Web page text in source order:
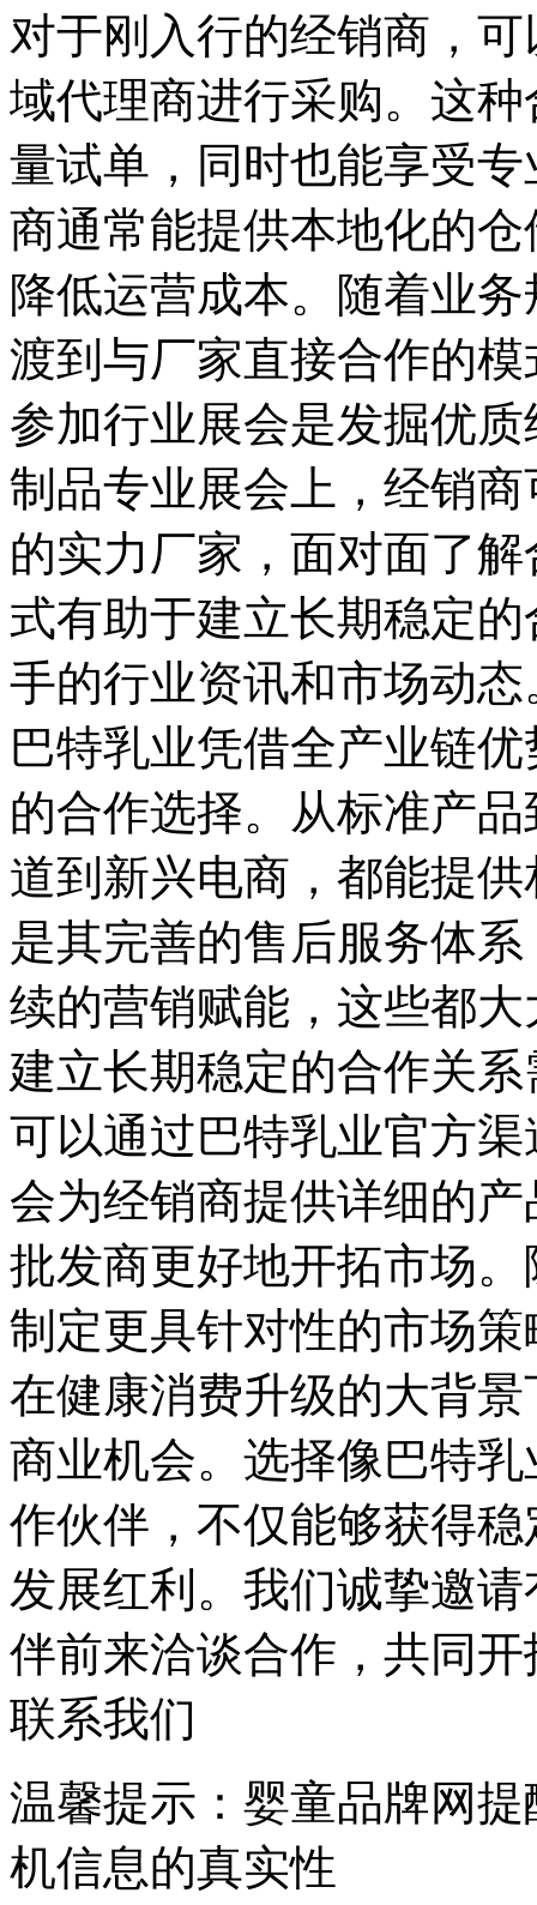
对于刚入行的经销商，
域代理商进行采购。这
量试单，同时也能享受
商通常能提供本地化的
降低运营成本。随着业
渡到与厂家直接合作的模
参加行业展会是发掘优
制品专业展会上，经销
的实力厂家，面对面了
式有助于建立长期稳定
手的行业资讯和市场动态
巴特乳业凭借全产业链
的合作选择。从标准产
道到新兴电商，都能提
是其完善的售后服务体
续的营销赋能，这些都
建立长期稳定的合作关
可以通过巴特乳业官方
会为经销商提供详细的
批发商更好地开拓市场
制定更具针对性的市场
在健康消费升级的大背
商业机会。选择像巴特
作伙伴，不仅能够获得
发展红利。我们诚挚邀
伴前来洽谈合作，共同
联系我们
温馨提示：婴童品牌网
机信息的真实性